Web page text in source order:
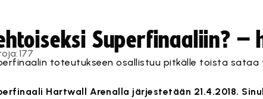
Superfinaaliin? –
177
toteutukseen osallistuu pitkälle toista sataa
Hartwall Arenalla järjestetään 21.4.2018.